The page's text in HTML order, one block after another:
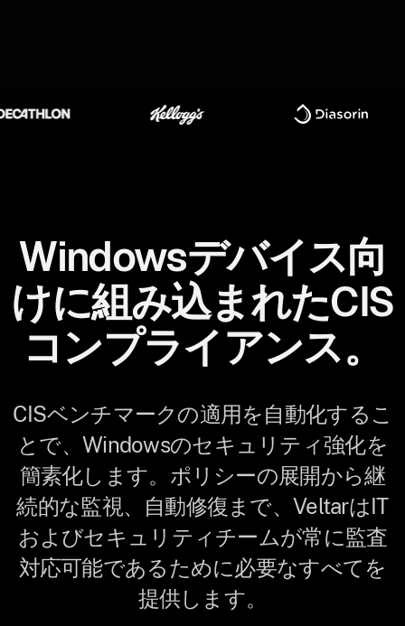
Windowsデバイス向
けに組み込まれたCIS
コンプライアンス。
CISベンチマークの適用を自動化するこ
とで、Windowsのセキュリティ強化を
簡素化します。ポリシーの展開から継
続的な監視、自動修復まで、VeltarはIT
およびセキュリティチームが常に監査
対応可能であるために必要なすべてを
提供します。